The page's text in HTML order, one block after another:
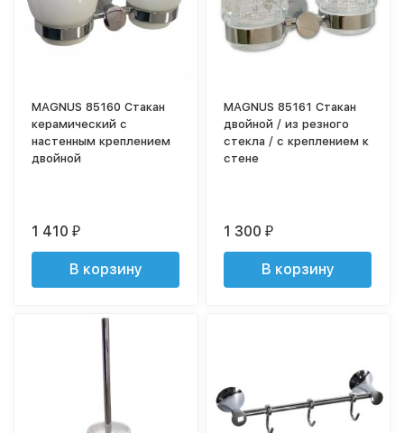
MAGNUS 85160 Стакан
керамический с
настенным креплением
двойной
1 410₽
В корзину
MAGNUS 85161 Стакан
двойной / из резного
стекла / с креплением к
стене
1 300₽
В корзину